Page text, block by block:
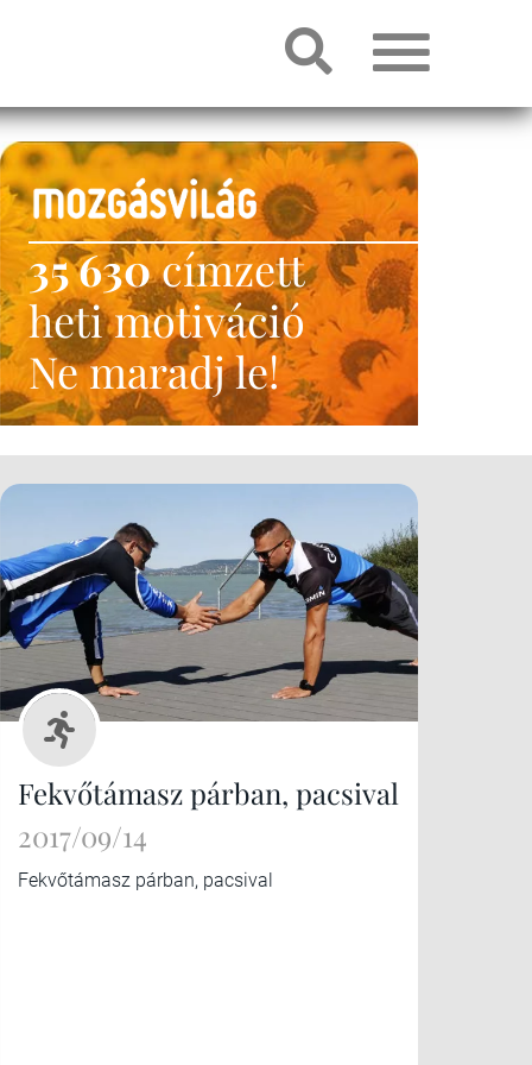
35 630címzett
heti motiváció
Ne maradj le!
Fekvőtámasz párban, pacsival
2017/09/14
Fekvőtámasz párban, pacsival